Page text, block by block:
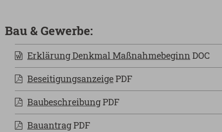
Bau & Gewerbe:
Erklärung Denkmal Maßnahmebeginn DOC
BeseitigungsanzeigePDF
BaubeschreibungPDF
BauantragPDF